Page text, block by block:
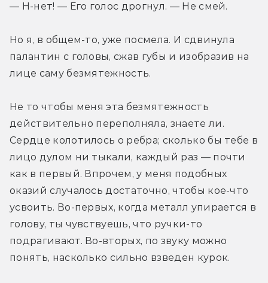
— Н-нет! — Его голос дрогнул. — Не смей.
Но я, в общем-то, уже посмела. И сдвинула
палантин с головы, сжав губы и изобразив на
лице саму безмятежность.
Не то чтобы меня эта безмятежность
действительно переполняла, знаете ли.
Сердце колотилось о ребра; сколько бы тебе в
лицо дулом ни тыкали, каждый раз — почти
как в первый. Впрочем, у меня подобных
оказий случалось достаточно, чтобы кое-что
усвоить. Во-первых, когда металл упирается в
голову, ты чувствуешь, что ручки-то
подрагивают. Во-вторых, по звуку можно
понять, насколько сильно взведен курок.